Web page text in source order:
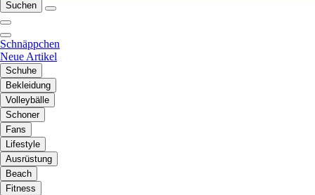
Suchen
Schnäppchen
Neue Artikel
Schuhe
Bekleidung
Volleybälle
Schoner
Fans
Lifestyle
Ausrüstung
Beach
Fitness